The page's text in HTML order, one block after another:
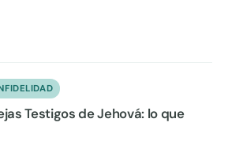
Testigos de Jehová: lo que